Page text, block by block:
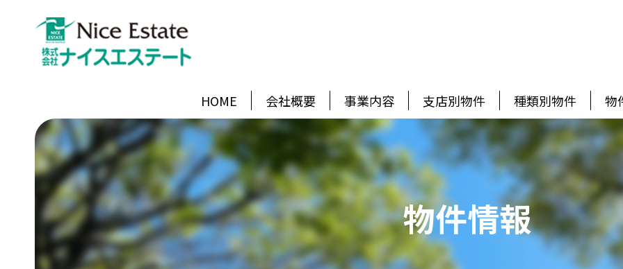
HOME 会社概要 事業内容 支店別物件 種類別物件 物
物件情報